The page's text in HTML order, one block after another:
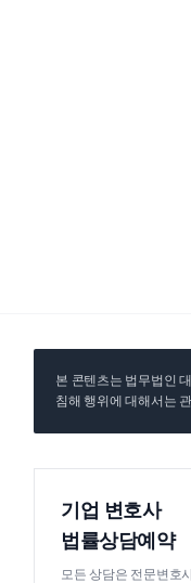
본 콘텐츠는 법무법인
침해 행위에 대해서는
기업 변호사
법률상담예약
모든 상담은 전문변호